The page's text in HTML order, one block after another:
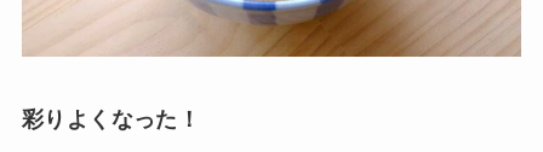
彩りよくなった！